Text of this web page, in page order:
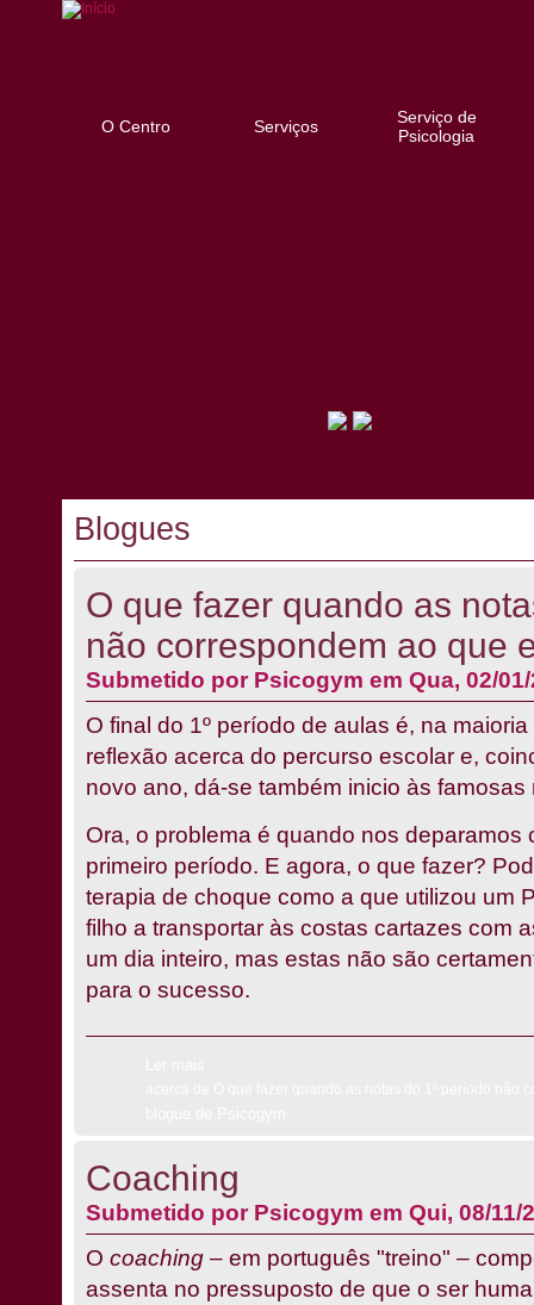
O Centro Serviços
Serviço de
Psicologia
Blogues
O que fazer quando as
não correspondem ao que
Submetido por Psicogym em Qua, 02/
O final do 1º período de aulas é, na
reflexão acerca do percurso escolar e,
novo ano, dá-se também inicio às famosas
Ora, o problema é quando nos deparamos
primeiro período. E agora, o que fazer?
terapia de choque como a que utilizou um
filho a transportar às costas cartazes com
um dia inteiro, mas estas não são
para o sucesso.
Coaching
Submetido por Psicogym em Qui, 08/11/
O coaching – em português "treino" –
assenta no pressuposto de que o ser